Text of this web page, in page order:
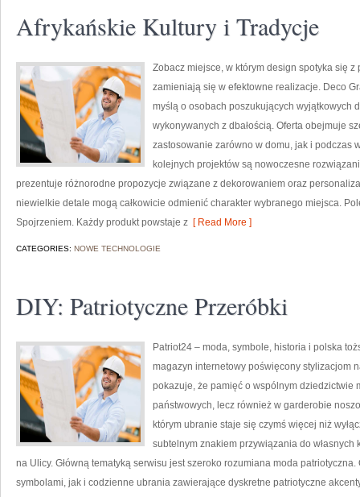
Afrykańskie Kultury i Tradycje
Zobacz miejsce, w którym design spotyka się
zamieniają się w efektowne realizacje. Deco
myślą o osobach poszukujących wyjątkowych
wykonywanych z dbałością. Oferta obejmuje
zastosowanie zarówno w domu, jak i podczas
kolejnych projektów są nowoczesne
prezentuje różnorodne propozycje związane z dekorowaniem oraz
niewielkie detale mogą całkowicie odmienić charakter wybranego miejsca.
Spojrzeniem. Każdy produkt powstaje z [ Read More ]
CATEGORIES: NOWE TECHNOLOGIE
DIY: Patriotyczne Przeróbki
Patriot24 – moda, symbole, historia i polska
magazyn internetowy poświęcony stylizacjom
pokazuje, że pamięć o wspólnym dziedzictwie
państwowych, lecz również w garderobie
którym ubranie staje się czymś więcej niż
subtelnym znakiem przywiązania do własnych
na Ulicy. Główną tematyką serwisu jest szeroko rozumiana moda
symbolami, jak i codzienne ubrania zawierające dyskretne patriotyczne